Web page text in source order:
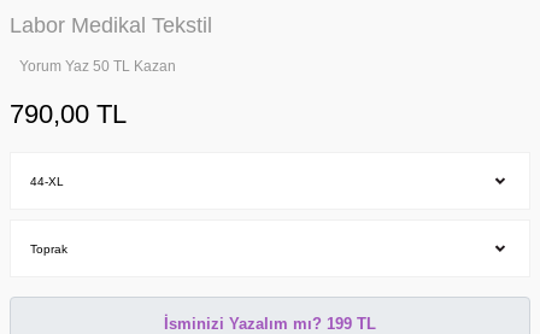
Labor Medikal Tekstil
Yorum Yaz 50 TL Kazan
790,00 TL
İsminizi Yazalım mı? 199 TL